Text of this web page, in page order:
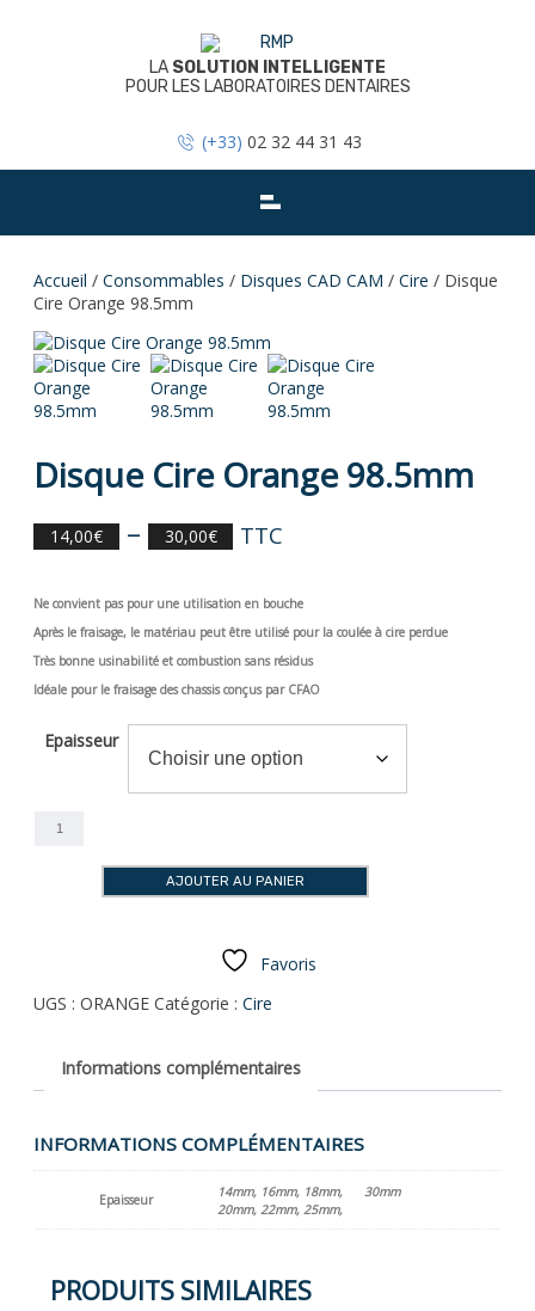
LA SOLUTION INTELLIGENTE
POUR LES LABORATOIRES DENTAIRES
(+33) 02 32 44 31 43
Accueil / Consommables / Disques CAD CAM / Cire / Disque
Cire Orange 98.5mm
Disque Cire Orange 98.5mm
14,00€ – 30,00€ TTC
Ne convient pas pour une utilisation en bouche
Après le fraisage, le matériau peut être utilisé pour la coulée à cire perdue
Très bonne usinabilité et combustion sans résidus
Idéale pour le fraisage des chassis conçus par CFAO
Epaisseur
quantité
AJOUTER AU PANIER
Favoris
UGS : ORANGE Catégorie : Cire
Informations complémentaires
INFORMATIONS COMPLÉMENTAIRES
Epaisseur
14mm, 16mm, 18mm,
20mm, 22mm, 25mm,
30mm
PRODUITS SIMILAIRES